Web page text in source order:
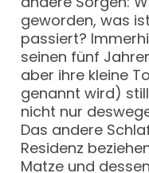
geworden, was
passiert?
seinen fünf
aber ihre kleine
genannt wird)
nicht nur
Das andere
Residenz
Matze und